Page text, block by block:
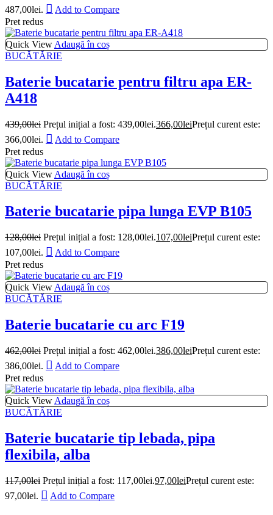
487,00lei.
Add to Compare
Pret redus
Quick View Adaugă în coș
BUCĂTĂRIE
Baterie bucatarie pentru filtru apa ER-
A418
439,00lei Prețul inițial a fost: 439,00lei.366,00leiPrețul curent este:
366,00lei.
Add to Compare
Pret redus
Quick View Adaugă în coș
BUCĂTĂRIE
Baterie bucatarie pipa lunga EVP B105
128,00lei Prețul inițial a fost: 128,00lei.107,00leiPrețul curent este:
107,00lei.
Add to Compare
Pret redus
Quick View Adaugă în coș
BUCĂTĂRIE
Baterie bucatarie cu arc F19
462,00lei Prețul inițial a fost: 462,00lei.386,00leiPrețul curent este:
386,00lei.
Add to Compare
Pret redus
Quick View Adaugă în coș
BUCĂTĂRIE
Baterie bucatarie tip lebada, pipa
flexibila, alba
117,00lei Prețul inițial a fost: 117,00lei.97,00leiPrețul curent este:
97,00lei.
Add to Compare